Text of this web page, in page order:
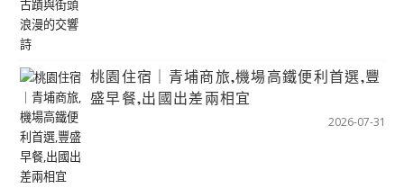
桃園住宿｜青埔商旅,機場高鐵便利首選,豐
盛早餐,出國出差兩相宜
2026-07-31